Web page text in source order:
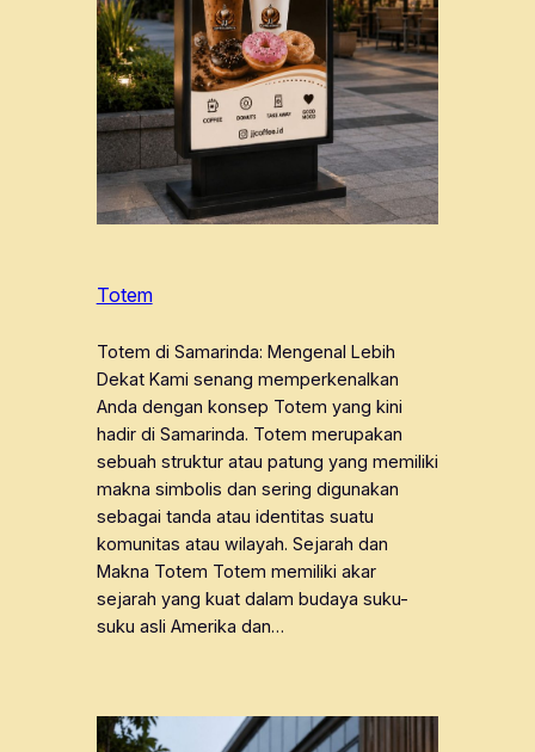
Totem
Totem di Samarinda: Mengenal Lebih
Dekat Kami senang memperkenalkan
Anda dengan konsep Totem yang kini
hadir di Samarinda. Totem merupakan
sebuah struktur atau patung yang memiliki
makna simbolis dan sering digunakan
sebagai tanda atau identitas suatu
komunitas atau wilayah. Sejarah dan
Makna Totem Totem memiliki akar
sejarah yang kuat dalam budaya suku-
suku asli Amerika dan…